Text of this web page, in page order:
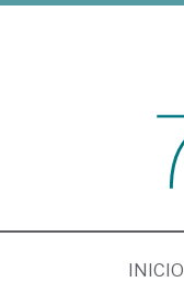
INICIO